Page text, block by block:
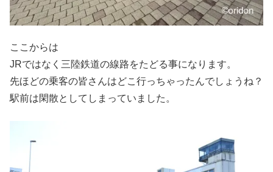
ここからは
JRではなく三陸鉄道の線路をたどる事になります。
先ほどの乗客の皆さんはどこ行っちゃったんでしょうね？
駅前は閑散としてしまっていました。